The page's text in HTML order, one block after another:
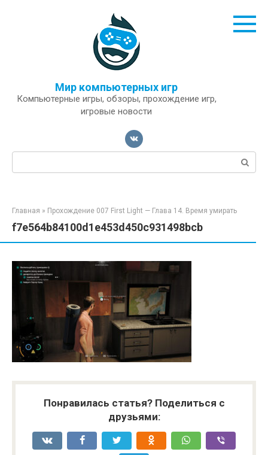
Мир компьютерных игр
Компьютерные игры, обзоры, прохождение игр,
игровые новости
Поиск:
Главная » Прохождение 007 First Light — Глава 14. Время умирать
f7e564b84100d1e453d450c931498bcb
Понравилась статья? Поделиться с
друзьями: